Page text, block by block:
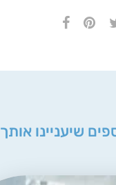
שיעניינו אותך